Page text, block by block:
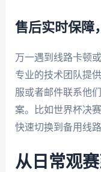
售后实时保障
万一遇到线路卡顿
专业的技术团队提
服或者邮件联系他
案。比如世界杯决
快速切换到备用线
从日常观